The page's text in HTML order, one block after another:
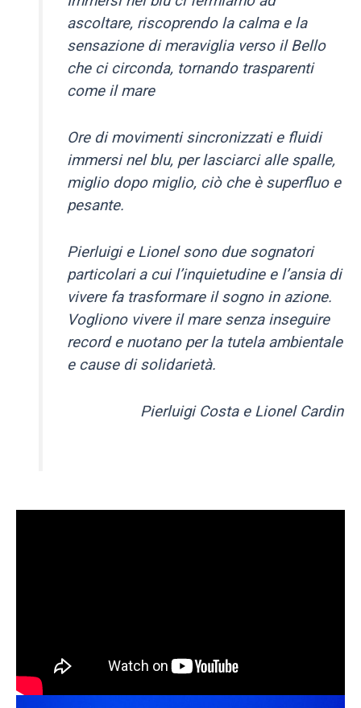
ascoltare, riscoprendo la calma e la
sensazione di meraviglia verso il Bello
che ci circonda, tornando trasparenti
come il mare
Ore di movimenti sincronizzati e fluidi
immersi nel blu, per lasciarci alle spalle,
miglio dopo miglio, ciò che è superfluo e
pesante.
Pierluigi e Lionel sono due sognatori
particolari a cui l’inquietudine e l’ansia di
vivere fa trasformare il sogno in azione.
Vogliono vivere il mare senza inseguire
record e nuotano per la tutela ambientale
e cause di solidarietà.
Pierluigi Costa e Lionel Cardin